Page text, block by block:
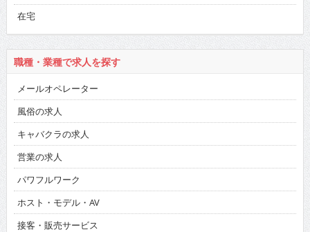
在宅
職種・業種で求人を探す
メールオペレーター
風俗の求人
キャバクラの求人
営業の求人
パワフルワーク
ホスト・モデル・AV
接客・販売サービス